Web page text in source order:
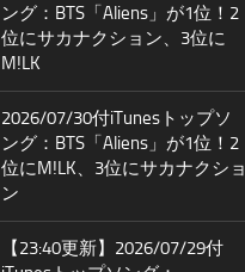
ング：BTS「Aliens」が1位！2
位にサカナクション、3位に
M!LK
2026/07/30付iTunesトップソ
ング：BTS「Aliens」が1位！2
位にM!LK、3位にサカナクショ
ン
【23:40更新】2026/07/29付